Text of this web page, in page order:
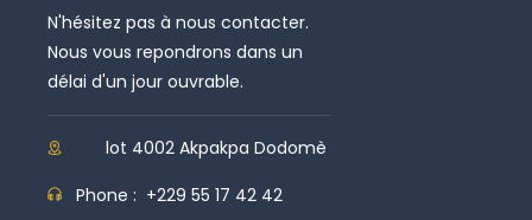
N'hésitez pas à nous contacter.
Nous vous repondrons dans un
délai d'un jour ouvrable.
lot 4002 Akpakpa Dodomè
Phone : +229 55 17 42 42